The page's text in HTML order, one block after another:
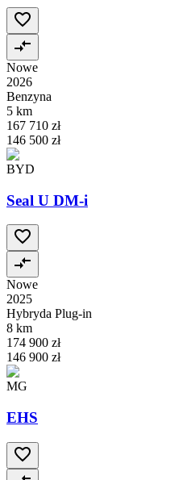
Nowe
2026
Benzyna
5 km
167 710 zł
146 500 zł
BYD
Seal U DM-i
Nowe
2025
Hybryda Plug-in
8 km
174 900 zł
146 900 zł
MG
EHS